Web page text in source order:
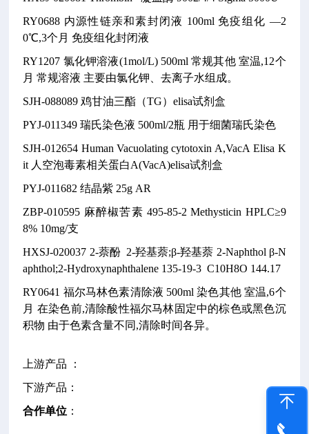
RY0688 内源性链亲和素封闭液 100ml 免疫组化 —2
0℃,3个月 免疫组化封闭液
RY1207 氯化钾溶液(1mol/L) 500ml 常规其他 室温,12个
月 常规溶液 主要由氯化钾、去离子水组成。
SJH-088089 鸡甘油三酯（TG）elisa试剂盒
PYJ-011349 瑞氏染色液 500ml/2瓶 用于细菌瑞氏染色
SJH-012654 Human Vacuolating cytotoxin A,VacA Elisa K
it 人空泡毒素相关蛋白A(VacA)elisa试剂盒
PYJ-011682 结晶紫 25g AR
ZBP-010595 麻醉椒苦素 495-85-2 Methysticin HPLC≥9
8% 10mg/支
HXSJ-020037 2-萘酚 2-羟基萘;β-羟基萘 2-Naphthol β-N
aphthol;2-Hydroxynaphthalene 135-19-3 C10H8O 144.17
RY0641 福尔马林色素清除液 500ml 染色其他 室温,6个
月 在染色前,清除酸性福尔马林固定中的棕色或黑色沉
积物 由于色素含量不同,清除时间各异。
上游产品 ：
下游产品：
合作单位 ：